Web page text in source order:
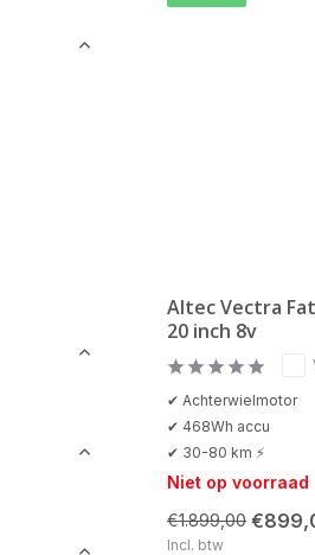
Altec Vectra
20 inch 8v
✔ Achterwielmotor
✔ 468Wh accu
✔ 30-80 km ⚡
Niet op voorraad
€1.899,00
Incl. btw